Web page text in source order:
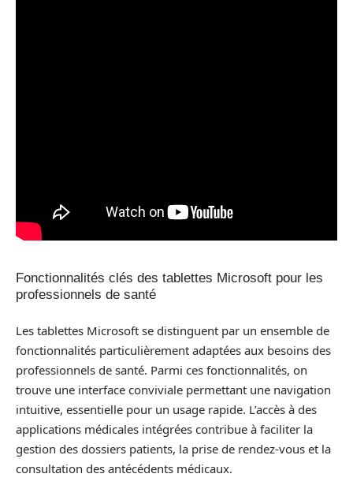
Fonctionnalités clés des tablettes Microsoft pour les
professionnels de santé
Les tablettes Microsoft se distinguent par un ensemble de
fonctionnalités particulièrement adaptées aux besoins des
professionnels de santé. Parmi ces fonctionnalités, on
trouve une interface conviviale permettant une navigation
intuitive, essentielle pour un usage rapide. L’accès à des
applications médicales intégrées contribue à faciliter la
gestion des dossiers patients, la prise de rendez-vous et la
consultation des antécédents médicaux.